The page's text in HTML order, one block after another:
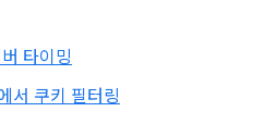
타이밍
서 쿠키 필터링